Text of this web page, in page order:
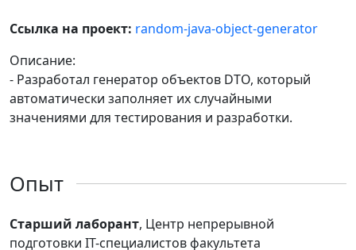
Ссылка на проект: random-java-object-generator
Описание:
- Разработал генератор объектов DTO, который
автоматически заполняет их случайными
значениями для тестирования и разработки.
Опыт
Старший лаборант, Центр непрерывной
подготовки IT-специалистов факультета